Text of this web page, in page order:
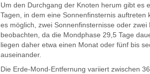
Um den Durchgang der Knoten herum gibt es
Tagen, in dem eine Sonnenfinsternis auftreten
es möglich, zwei Sonnenfinsternisse oder zwei
beobachten, da die Mondphase 29,5 Tage
liegen daher etwa einen Monat oder fünf bis
auseinander.
Die Erde-Mond-Entfernung variiert zwischen